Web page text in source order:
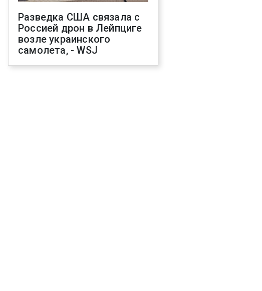
Разведка США связала с
Россией дрон в Лейпциге
возле украинского
самолета, - WSJ